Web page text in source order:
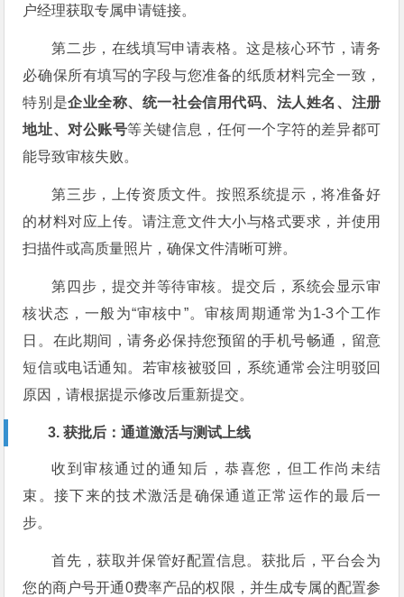
户经理获取专属申请链接。
第二步，在线填写申请表格。这是核心环节，请务
必确保所有填写的字段与您准备的纸质材料完全一致，
特别是企业全称、统一社会信用代码、法人姓名、注册
地址、对公账号等关键信息，任何一个字符的差异都可
能导致审核失败。
第三步，上传资质文件。按照系统提示，将准备好
的材料对应上传。请注意文件大小与格式要求，并使用
扫描件或高质量照片，确保文件清晰可辨。
第四步，提交并等待审核。提交后，系统会显示审
核状态，一般为“审核中”。审核周期通常为1-3个工作
日。在此期间，请务必保持您预留的手机号畅通，留意
短信或电话通知。若审核被驳回，系统通常会注明驳回
原因，请根据提示修改后重新提交。
3. 获批后：通道激活与测试上线
收到审核通过的通知后，恭喜您，但工作尚未结
束。接下来的技术激活是确保通道正常运作的最后一
步。
首先，获取并保管好配置信息。获批后，平台会为
您的商户号开通0费率产品的权限，并生成专属的配置参